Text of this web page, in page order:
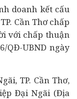
doanh kết cấu
Cần Thơ chấp
với chấp thuận
QĐ-UBND ngày
TP. Cần Thơ,
Đại Ngãi (Địa